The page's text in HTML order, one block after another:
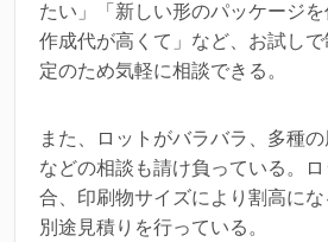
たい」「新しい形のパッケージ
作成代が高くて」など、お試し
定のため気軽に相談できる。
また、ロットがバラバラ、多種
などの相談も請け負っている。
合、印刷物サイズにより割高にな
別途見積りを行っている。